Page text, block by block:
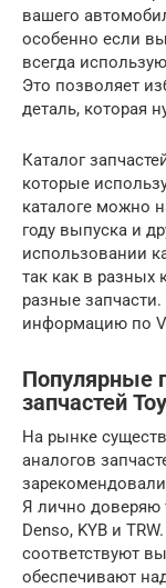
вашего
особенно если
всегда
Это позволяет
деталь, которая
Каталог
которые
каталоге можно
году выпуска и
использовании
так как в разных
разные
информацию по
Популярные
запчастей
На рынке
аналогов
Я лично доверяю
Denso, KYB и
соответствуют
обеспечивают